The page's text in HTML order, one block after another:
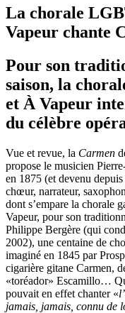
La chorale
Vapeur chante
Pour son
saison, la
et À Vapeur
du célèbre
Vue et revue, la Carmen
propose le musicien
en 1875 (et devenu
chœur, narrateur,
dont s’empare la chorale
Vapeur, pour son
Philippe Bergère (qui
2002), une centaine de
imaginé en 1845 par
cigarière gitane Carmen,
«toréador» Escamillo…
pouvait en effet chanter «
jamais, jamais, connu de